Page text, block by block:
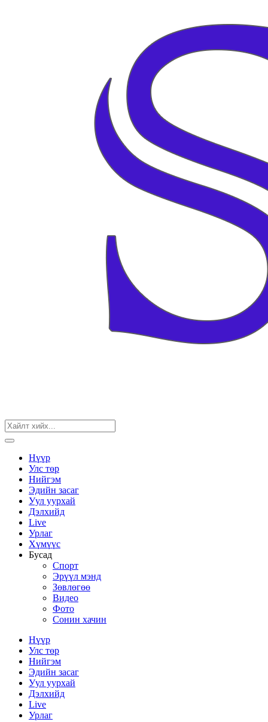
Нүүр
Улс төр
Нийгэм
Эдийн засаг
Уул уурхай
Дэлхийд
Live
Урлаг
Хүмүүс
Бусад
Спорт
Эрүүл мэнд
Зөвлөгөө
Видео
Фото
Сонин хачин
Нүүр
Улс төр
Нийгэм
Эдийн засаг
Уул уурхай
Дэлхийд
Live
Урлаг